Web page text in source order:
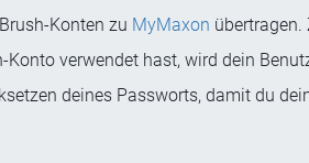
Konten zu MyMaxon
Konto verwendet hast, wird dein
deines Passworts, damit du